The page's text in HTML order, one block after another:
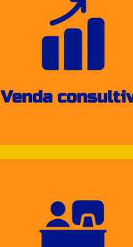
Venda